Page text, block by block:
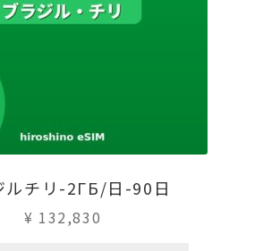
ルチリ-2ГБ/日-90日
¥ 132,830